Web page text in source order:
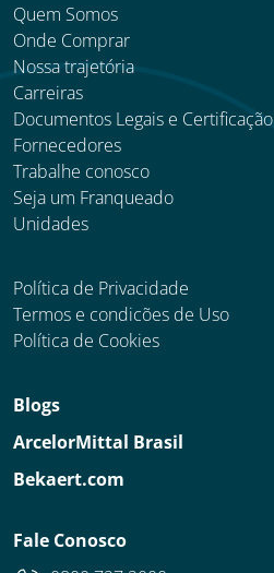
Quem Somos
Onde Comprar
Nossa trajetória
Carreiras
Documentos Legais e Certificação
Fornecedores
Trabalhe conosco
Seja um Franqueado
Unidades
Política de Privacidade
Termos e condicões de Uso
Política de Cookies
Blogs
ArcelorMittal Brasil
Bekaert.com
Fale Conosco